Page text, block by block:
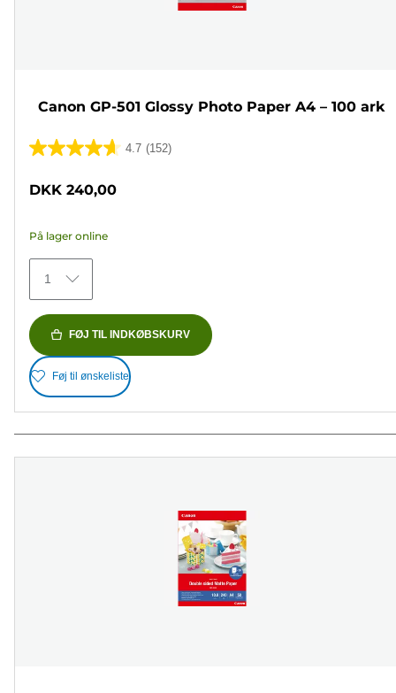
Canon GP-501 Glossy Photo Paper A4 – 100 ark
4.7 (152)
4.7
af
stjerner.
152
anmeldelser
DKK 240,00
På lager online
1
FØJ TIL INDKØBSKURV
Føj til ønskeliste